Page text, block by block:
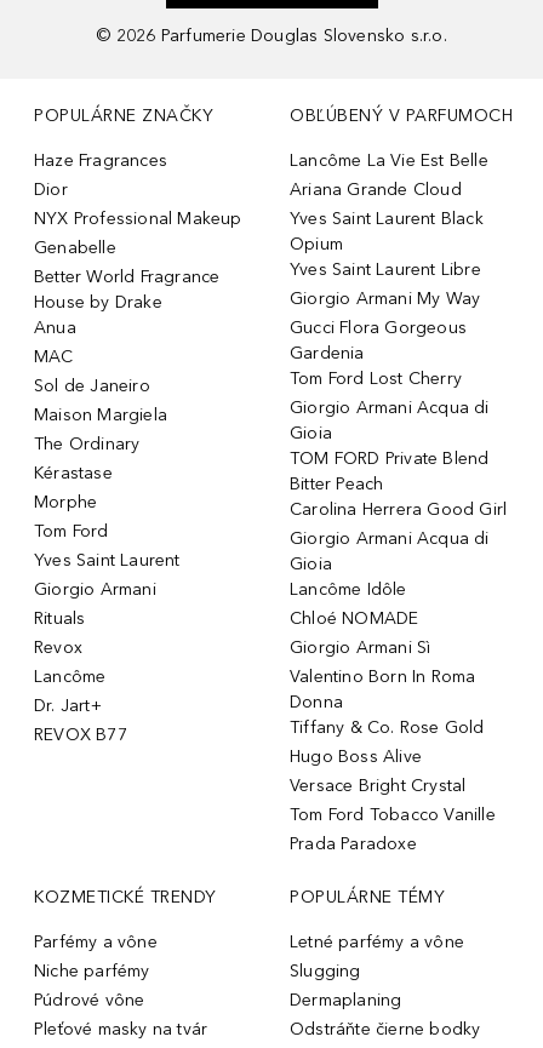
© 2026 Parfumerie Douglas Slovensko s.r.o.
POPULÁRNE ZNAČKY
Haze Fragrances
Dior
NYX Professional Makeup
Genabelle
Better World Fragrance
House by Drake
Anua
MAC
Sol de Janeiro
Maison Margiela
The Ordinary
Kérastase
Morphe
Tom Ford
Yves Saint Laurent
Giorgio Armani
Rituals
Revox
Lancôme
Dr. Jart+
REVOX B77
OBĽÚBENÝ V PARFUMOCH
Lancôme La Vie Est Belle
Ariana Grande Cloud
Yves Saint Laurent Black
Opium
Yves Saint Laurent Libre
Giorgio Armani My Way
Gucci Flora Gorgeous
Gardenia
Tom Ford Lost Cherry
Giorgio Armani Acqua di
Gioia
TOM FORD Private Blend
Bitter Peach
Carolina Herrera Good Girl
Giorgio Armani Acqua di
Gioia
Lancôme Idôle
Chloé NOMADE
Giorgio Armani Sì
Valentino Born In Roma
Donna
Tiffany & Co. Rose Gold
Hugo Boss Alive
Versace Bright Crystal
Tom Ford Tobacco Vanille
Prada Paradoxe
KOZMETICKÉ TRENDY
Parfémy a vône
Niche parfémy
Púdrové vône
Pleťové masky na tvár
POPULÁRNE TÉMY
Letné parfémy a vône
Slugging
Dermaplaning
Odstráňte čierne bodky